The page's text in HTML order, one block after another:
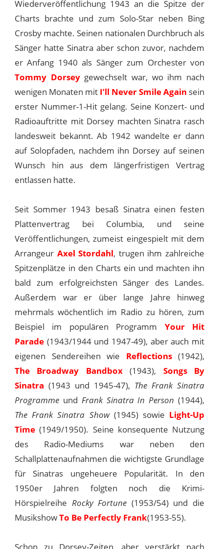
Wiederveröffentlichung 1943 an die Spitze der
Charts brachte und zum Solo-Star neben Bing
Crosby machte. Seinen nationalen Durchbruch als
Sänger hatte Sinatra aber schon zuvor, nachdem
er Anfang 1940 als Sänger zum Orchester von
Tommy Dorseygewechselt war, wo ihm nach
wenigen Monaten mit I’ll Never Smile Again sein
erster Nummer-1-Hit gelang. Seine Konzert- und
Radioauftritte mit Dorsey machten Sinatra rasch
landesweit bekannt. Ab 1942 wandelte er dann
auf Solopfaden, nachdem ihn Dorsey auf seinen
Wunsch hin aus dem längerfristigen Vertrag
entlassen hatte.
Seit Sommer 1943 besaß Sinatra einen festen
Plattenvertrag bei Columbia, und seine
Veröffentlichungen, zumeist eingespielt mit dem
Arrangeur Axel Stordahl, trugen ihm zahlreiche
Spitzenplätze in den Charts ein und machten ihn
bald zum erfolgreichsten Sänger des Landes.
Außerdem war er über lange Jahre hinweg
mehrmals wöchentlich im Radio zu hören, zum
Beispiel im populären Programm Your Hit
Parade (1943/1944 und 1947-49), aber auch mit
eigenen Sendereihen wie Reflections(1942),
The Broadway Bandbox(1943), Songs By
Sinatra (1943 und 1945-47), The Frank Sinatra
Programme und Frank Sinatra In Person (1944),
The Frank Sinatra Show (1945) sowie Light-Up
Time (1949/1950). Seine konsequente Nutzung
des Radio-Mediums war neben den
Schallplattenaufnahmen die wichtigste Grundlage
für Sinatras ungeheuere Popularität. In den
1950er Jahren folgten noch die Krimi-
Hörspielreihe Rocky Fortune (1953/54) und die
MusikshowTo Be Perfectly Frank(1953-55).